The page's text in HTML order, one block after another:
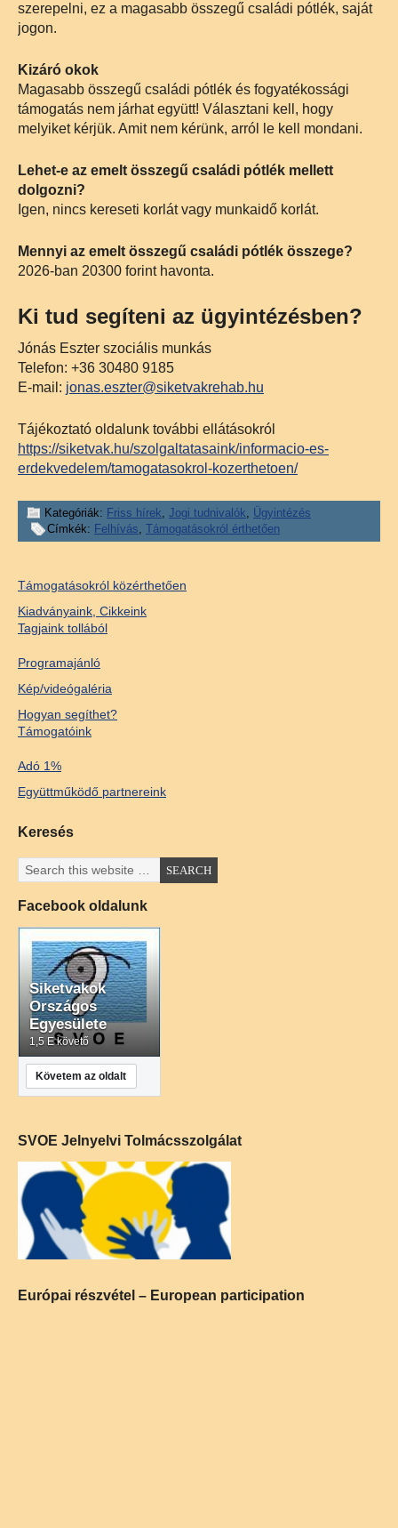
szerepelni, ez a magasabb összegű családi pótlék, saját
jogon.
Kizáró okok
Magasabb összegű családi pótlék és fogyatékossági
támogatás nem járhat együtt! Választani kell, hogy
melyiket kérjük. Amit nem kérünk, arról le kell mondani.
Lehet-e az emelt összegű családi pótlék mellett
dolgozni?
Igen, nincs kereseti korlát vagy munkaidő korlát.
Mennyi az emelt összegű családi pótlék összege?
2026-ban 20300 forint havonta.
Ki tud segíteni az ügyintézésben?
Jónás Eszter szociális munkás
Telefon: +36 30480 9185
E-mail: jonas.eszter@siketvakrehab.hu
Tájékoztató oldalunk további ellátásokról
https://siketvak.hu/szolgaltatasaink/informacio-es-
erdekvedelem/tamogatasokrol-kozerthetoen/
Kategóriák: Friss hírek, Jogi tudnivalók, Ügyintézés
Címkék: Felhívás, Támogatásokról érthetően
Támogatásokról közérthetően
Kiadványaink, Cikkeink
Tagjaink tollából
Programajánló
Kép/videógaléria
Hogyan segíthet?
Támogatóink
Adó 1%
Együttműködő partnereink
Keresés
Facebook oldalunk
Siketvakok
Országos
Egyesülete
1,5 E követő
Követem az oldalt
SVOE Jelnyelvi Tolmácsszolgálat
Európai részvétel – European participation